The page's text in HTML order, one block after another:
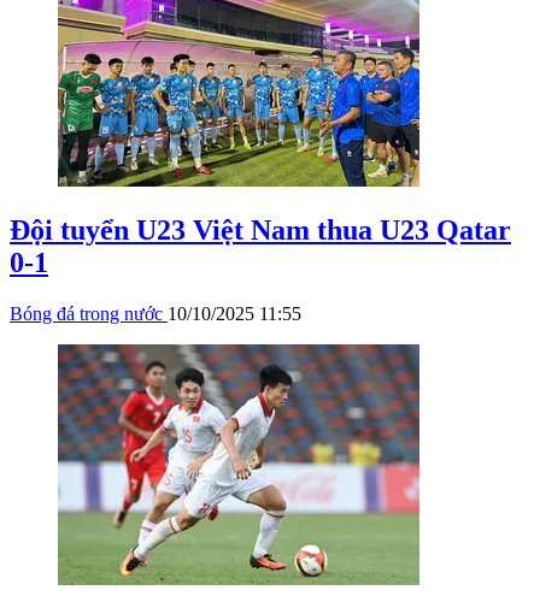
Đội tuyển U23 Việt Nam thua U23 Qatar
0-1
Bóng đá trong nước 10/10/2025 11:55